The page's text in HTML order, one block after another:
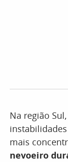
Na região
mais
nevoeiro